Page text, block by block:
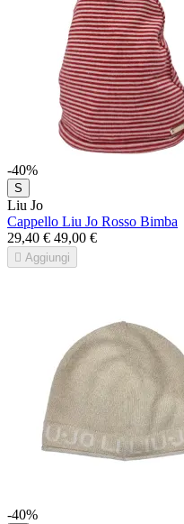
-40%
S
Liu Jo
Cappello Liu Jo Rosso Bimba
29,40 € 49,00 €
 Aggiungi
-40%